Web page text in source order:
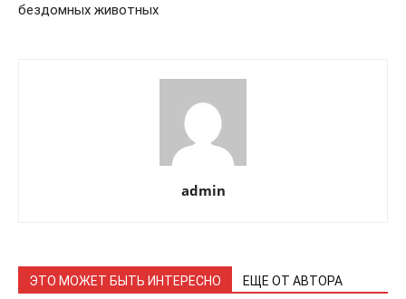
бездомных животных
admin
ЭТО МОЖЕТ БЫТЬ ИНТЕРЕСНО ЕЩЕ ОТ АВТОРА